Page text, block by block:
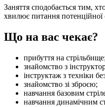
Заняття сподобається тим,
хвилює питання
Що на вас чекає?
прибуття на стрільбище;
знайомство з
інструктаж з техніки
знайомство зі зброєю;
навчання базовим
навчання динамічним